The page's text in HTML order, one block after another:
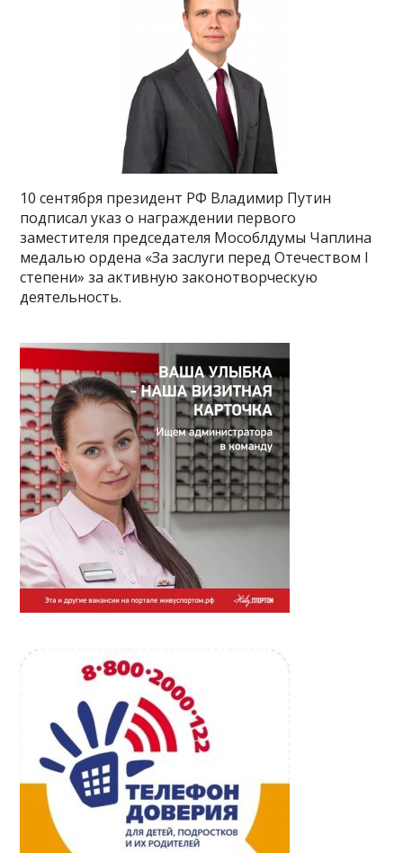
10 сентября президент РФ Владимир Путин
подписал указ о награждении первого
заместителя председателя Мособлдумы Чаплина
медалью ордена «За заслуги перед Отечеством I
степени» за активную законотворческую
деятельность.